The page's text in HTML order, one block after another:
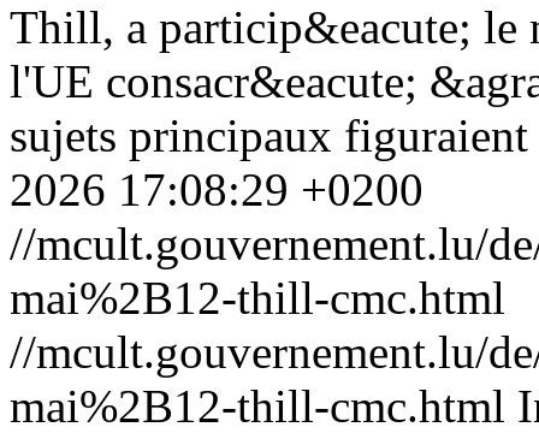
Thill, a particip&eacute; le
l'UE consacr&eacute;
sujets principaux
2026 17:08:29 +0200
//mcult.gouvernement.lu/
mai%2B12-thill-cmc.html
//mcult.gouvernement.lu/
mai%2B12-thill-cmc.html